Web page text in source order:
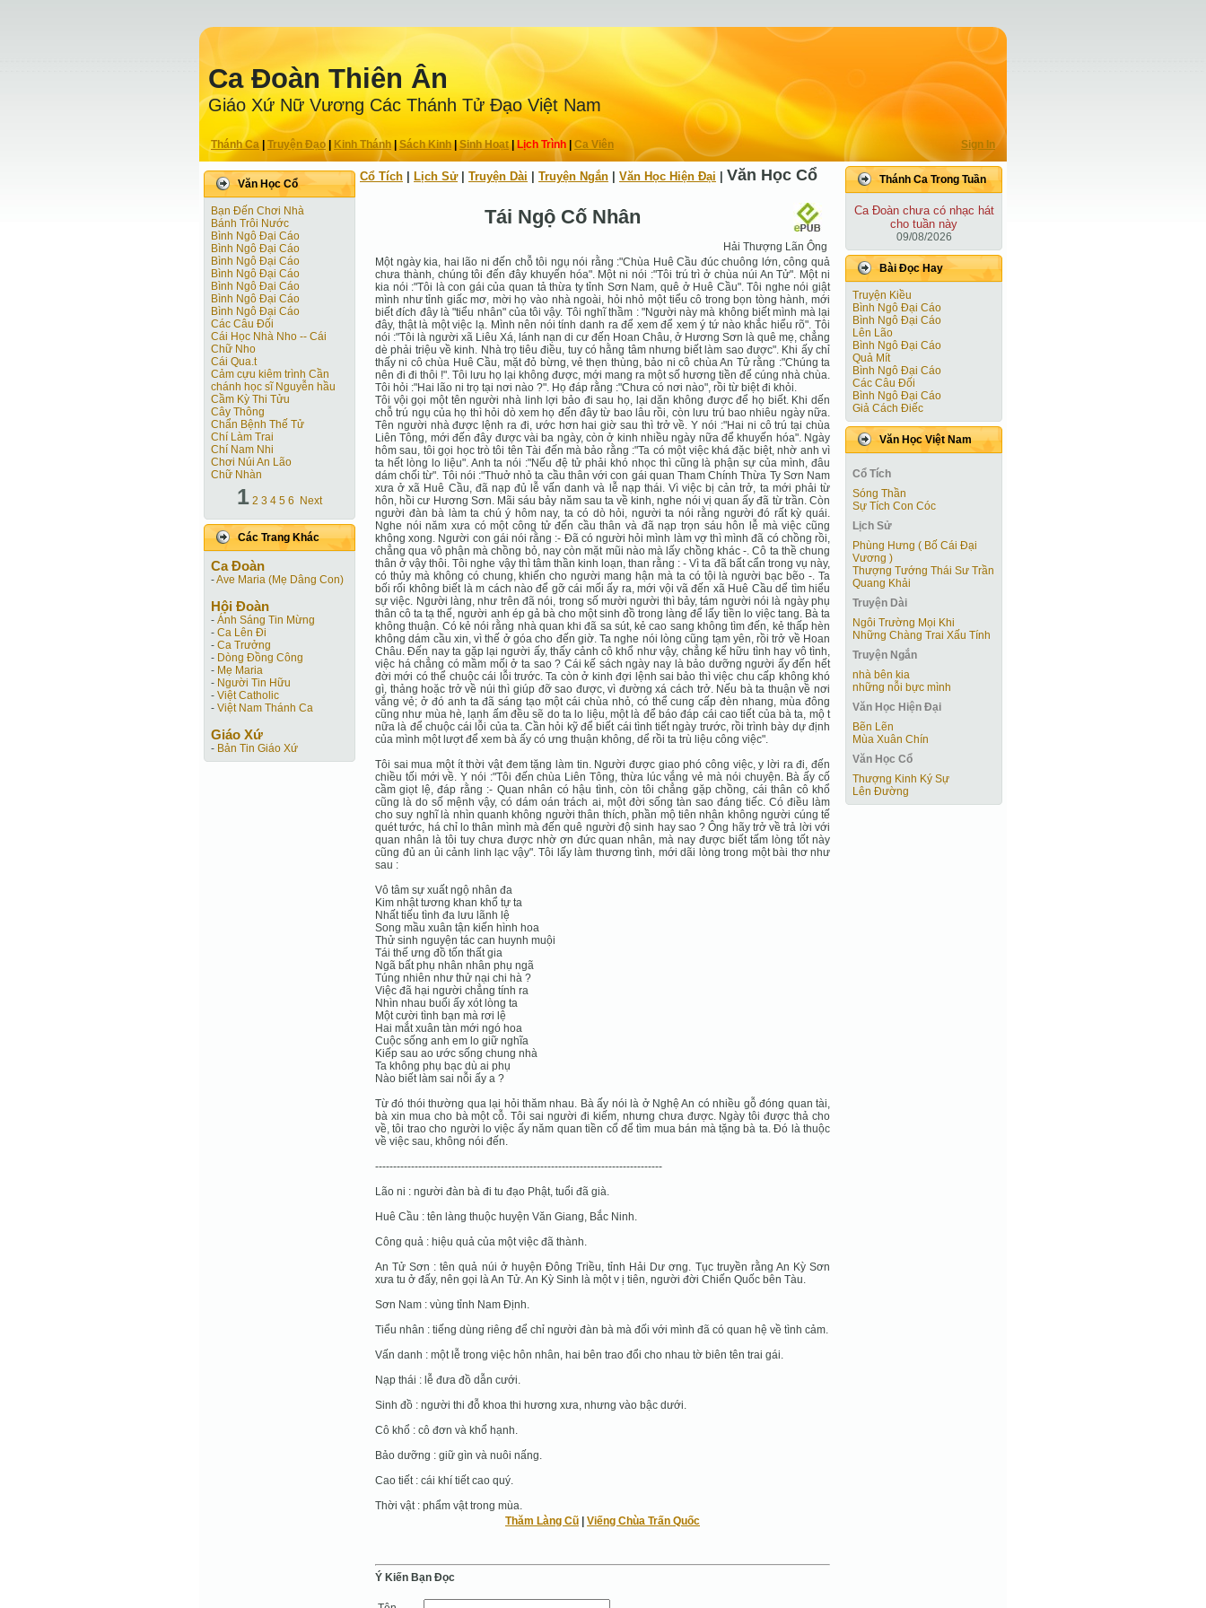
Ca Ðoàn Thiên Ân
Giáo Xứ Nữ Vương Các Thánh Tử Ðạo Việt Nam
Thánh Ca Truyện Ðạo| Kinh Thánh Sách Kinh|Sinh Hoạt| Lịch Trình Ca Viên Sign In
Văn Học Cổ
Bạn Đến Chơi Nhà
Bánh Trôi Nước
Bình Ngô Đại Cáo
Bình Ngô Đại Cáo
Bình Ngô Đại Cáo
Bình Ngô Đại Cáo
Bình Ngô Đại Cáo
Bình Ngô Đại Cáo
Bình Ngô Đại Cáo
Các Câu Đối
Cái Học Nhà Nho -- Cái
Chữ Nho
Cái Qua.t
Cảm cựu kiêm trình Cần
chánh học sĩ Nguyễn hầu
Cầm Kỳ Thi Tửu
Cây Thông
Chẩn Bệnh Thế Tử
Chí Làm Trai
Chí Nam Nhi
Chơi Núi An Lão
Chữ Nhàn
1 2 3 4 5 6 Next
Các Trang Khác
Ca Ðoàn
-Ave Maria (Mẹ Dâng Con)
Hội Ðoàn
- Ánh Sáng Tin Mừng
- Ca Lên Đi
- Ca Trưởng
- Dòng Đồng Công
- Mẹ Maria
- Người Tin Hữu
- Việt Catholic
- Việt Nam Thánh Ca
Giáo Xứ
- Bản Tin Giáo Xứ
Cổ Tích Lịch Sử| Truyện Dài Truyện Ngắn Văn Học Hiện Ðại Văn Học Cổ
Tái Ngộ Cố Nhân
Hải Thượng Lãn Ông
Một ngày kia, hai lão ni đến chỗ tôi ngụ nói rằng :"Chùa Huê Cầu đúc chuông lớn, công quả
chưa thành, chúng tôi đến đây khuyến hóa". Một ni nói :"Tôi trú trì ở chùa núi An Tử". Một ni
kia nói :"Tôi là con gái của quan tả thừa ty tỉnh Sơn Nam, quê ở Huê Cầu". Tôi nghe nói giật
mình như tỉnh giấc mơ, mời họ vào nhà ngoài, hỏi nhỏ một tiểu cô trong bọn tòng hành, mới
biết đích đây là "tiểu nhân" của tôi vậy. Tôi nghĩ thầm : "Người này mà không biết mình mà lại
đây, thật là một việc lạ. Mình nên nói tính danh ra để xem để xem ý tứ nào khắc hiểu rõ". Tôi
nói :"Tôi là người xã Liêu Xá, lánh nạn di cư đến Hoan Châu, ở Hương Sơn là quê mẹ, chẳng
dè phải triệu về kinh. Nhà trọ tiêu điều, tuy có hằng tâm nhưng biết làm sao được". Khi ấy chỉ
thấy ni cô chùa Huê Cầu, mặt đỏ bừng, vẻ thẹn thùng, bảo ni cô chùa An Tử rằng :"Chúng ta
nên đi đi thôi !". Tôi lưu họ lại không được, mới mang ra một số hương tiền để cúng nhà chùa.
Tôi hỏi :"Hai lão ni trọ tại nơi nào ?". Họ đáp rằng :"Chưa có nơi nào", rồi từ biệt đi khỏi.
Tôi vội gọi một tên người nhà linh lợi bảo đi sau họ, lại dặn không được để họ biết. Khi dến
chỗ trú ngụ của họ thì hỏi dò xem họ đến đây từ bao lâu rồi, còn lưu trú bao nhiêu ngày nữa.
Tên người nhà được lệnh ra đi, ước hơn hai giờ sau thì trở về. Y nói :"Hai ni cô trú tại chùa
Liên Tông, mới đến đây được vài ba ngày, còn ở kinh nhiều ngày nữa để khuyến hóa". Ngày
hôm sau, tôi gọi học trò tôi tên Tài đến mà bảo rằng :"Ta có một việc khá đặc biệt, nhờ anh vì
ta hết lòng lo liệu". Anh ta nói :"Nếu đệ tử phải khó nhọc thì cũng là phận sự của mình, đâu
dám chối từ". Tôi nói :"Thuở nhỏ ta cầu thân với con gái quan Tham Chính Thừa Ty Sơn Nam
xưa ở xã Huê Cầu, đã nạp đủ lễ vấn danh và lễ nạp thái. Vì việc bị cản trở, ta mới phải từ
hôn, hồi cư Hương Sơn. Mãi sáu bảy năm sau ta về kinh, nghe nói vị quan ấy đã từ trần. Còn
người đàn bà làm ta chú ý hôm nay, ta có dò hỏi, người ta nói rằng người đó rất kỳ quái.
Nghe nói năm xưa có một công tử đến cầu thân và đã nạp trọn sáu hôn lễ mà việc cũng
không xong. Người con gái nói rằng :- Đã có người hỏi mình làm vợ thì mình đã có chồng rồi,
chẳng qua vô phận mà chồng bỏ, nay còn mặt mũi nào mà lấy chồng khác -. Cô ta thề chung
thân ở vậy thôi. Tôi nghe vậy thì tâm thần kinh loạn, than rằng : - Vì ta đã bất cẩn trong vụ này,
có thủy mà không có chung, khiến cho người mang hận mà ta có tội là người bạc bẽo -. Ta
bối rối không biết là m cách nào để gỡ cái mối ấy ra, mới vội vã đến xã Huê Cầu dể tìm hiểu
sự việc. Người làng, như trên đã nói, trong số mười người thì bảy, tám người nói là ngày phụ
thân cô ta tạ thế, người anh ép gả bà cho một sinh đồ trong làng để lấy tiền lo việc tang. Bà ta
không thuận. Có kẻ nói rằng nhà quan khi đã sa sút, kẻ cao sang không tìm đến, kẻ thấp hèn
không dám cầu xin, vì thế ở góa cho đến giờ. Ta nghe nói lòng cũng tạm yên, rồi trở về Hoan
Châu. Đến nay ta gặp lại người ấy, thấy cảnh cô khổ như vậy, chẳng kể hữu tình hay vô tình,
việc há chẳng có mầm mối ở ta sao ? Cái kế sách ngày nay là bảo dưỡng người ấy đến hết
đời mới có thể chuộc cái lỗi trước. Ta còn ở kinh đợi lệnh sai bảo thì việc chu cấp không khó
gì, thảng hoặc trở về núi thì giúp đỡ sao được, vì đường xá cách trở. Nếu bà ta thuận về nơi
vắng vẻ; ở đó anh ta đã sáng tạo một cái chùa nhỏ, có thể cung cấp đèn nhang, mùa đông
cũng như mùa hè, lạnh ấm đều sẽ do ta lo liệu, một là để báo đáp cái cao tiết của bà ta, mộ t
nữa là để chuộc cái lỗi của ta. Cần hỏi kỹ để biết cái tình tiết ngày trước, rồi trình bày dự định
của mình một lượt để xem bà ấy có ưng thuận không, dể rồi ta trù liệu công việc".
Tôi sai mua một ít thời vật đem tặng làm tin. Người được giao phó công việc, y lời ra đi, đến
chiều tối mới về. Y nói :"Tôi đến chùa Liên Tông, thừa lúc vắng vẻ mà nói chuyện. Bà ấy cố
cầm giọt lệ, đáp rằng :- Quan nhân có hậu tình, còn tôi chẳng gặp chồng, cái thân cô khổ
cũng là do số mệnh vậy, có dám oán trách ai, một đời sống tàn sao đáng tiếc. Có điều làm
cho suy nghĩ là nhìn quanh không người thân thích, phần mộ tiên nhân không người cúng tế
quét tước, há chỉ lo thân mình mà đến quê người độ sinh hay sao ? Ông hãy trở về trả lời với
quan nhân là tôi tuy chưa được nhờ ơn đức quan nhân, mà nay được biết tấm lòng tốt này
cũng đủ an ủi cảnh linh lạc vậy". Tôi lấy làm thương tình, mới dãi lòng trong một bài thơ như
sau :
Vô tâm sự xuất ngộ nhân đa
Kim nhật tương khan khổ tự ta
Nhất tiếu tình đa lưu lãnh lệ
Song mầu xuân tận kiến hình hoa
Thử sinh nguyện tác can huynh muội
Tái thế ưng đồ tốn thất gia
Ngã bất phụ nhân nhân phụ ngã
Túng nhiên như thử nại chi hà ?
Việc đã hại người chẳng tính ra
Nhìn nhau buổi ấy xót lòng ta
Một cười tình bạn mà rơi lệ
Hai mắt xuân tàn mới ngó hoa
Cuộc sống anh em lo giữ nghĩa
Kiếp sau ao ước sống chung nhà
Ta không phụ bạc dù ai phụ
Nào biết làm sai nỗi ấy a ?
Từ đó thói thường qua lại hỏi thăm nhau. Bà ấy nói là ở Nghệ An có nhiều gỗ đóng quan tài,
bà xin mua cho bà một cỗ. Tôi sai người đi kiếm, nhưng chưa được. Ngày tôi được thả cho
về, tôi trao cho người lo việc ấy năm quan tiền cổ để tìm mua bán mà tặng bà ta. Đó là thuộc
về việc sau, không nói đến.
--------------------------------------------------------------------------------
Lão ni : người đàn bà đi tu đạo Phật, tuổi đã già.
Huê Cầu : tên làng thuộc huyện Văn Giang, Bắc Ninh.
Công quả : hiệu quả của một việc đã thành.
An Tử Sơn : tên quả núi ở huyện Đông Triều, tỉnh Hải Dư ơng. Tục truyền rằng An Kỳ Sơn
xưa tu ở đấy, nên gọi là An Tử. An Kỳ Sinh là một v ị tiên, người đời Chiến Quốc bên Tàu.
Sơn Nam : vùng tỉnh Nam Định.
Tiểu nhân : tiếng dùng riêng để chỉ người đàn bà mà đối với mình đã có quan hệ về tình cảm.
Vấn danh : một lễ trong việc hôn nhân, hai bên trao đổi cho nhau tờ biên tên trai gái.
Nạp thái : lễ đưa đồ dẫn cưới.
Sinh đồ : người thi đỗ khoa thi hương xưa, nhưng vào bậc dưới.
Cô khổ : cô đơn và khổ hạnh.
Bảo dưỡng : giữ gìn và nuôi nấng.
Cao tiết : cái khí tiết cao quý.
Thời vật : phẩm vật trong mùa.
Thăm Làng Cũ
Viếng Chùa Trấn Quốc
Ý Kiến Bạn Ðọc
Thánh Ca Trong Tuần
Ca Ðoàn chưa có nhạc hát
cho tuần này
09/08/2026
Bài Ðọc Hay
Truyện Kiều
Bình Ngô Đại Cáo
Bình Ngô Đại Cáo
Lên Lão
Bình Ngô Đại Cáo
Quả Mít
Bình Ngô Đại Cáo
Các Câu Đối
Bình Ngô Đại Cáo
Giả Cách Điếc
Văn Học Việt Nam
Cổ Tích
Sóng Thần
Sự Tích Con Cóc
Lịch Sử
Phùng Hưng ( Bố Cái Đại
Vương )
Thượng Tướng Thái Sư Trần
Quang Khải
Truyện Dài
Ngôi Trường Mọi Khi
Những Chàng Trai Xấu Tính
Truyện Ngắn
nhà bên kia
những nỗi bực mình
Văn Học Hiện Ðại
Bẽn Lẽn
Mùa Xuân Chín
Văn Học Cổ
Thượng Kinh Ký Sự
Lên Đường